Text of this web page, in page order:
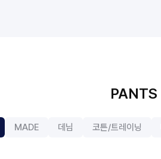
PANTS
MADE 데님 코튼/트레이닝